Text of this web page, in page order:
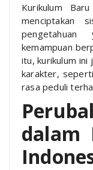
Kurikulum
menciptakan
kemampuan
itu, kurikulum ini
karakter,
rasa peduli
dalam